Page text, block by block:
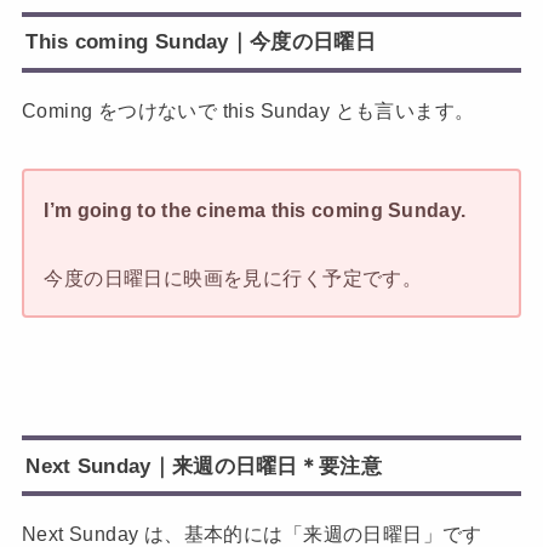
This coming Sunday｜今度の日曜日
Coming をつけないで this Sunday とも言います。
I’m going to the cinema this coming Sunday.
今度の日曜日に映画を見に行く予定です。
Next Sunday｜来週の日曜日＊要注意
Next Sunday は、基本的には「来週の日曜日」です